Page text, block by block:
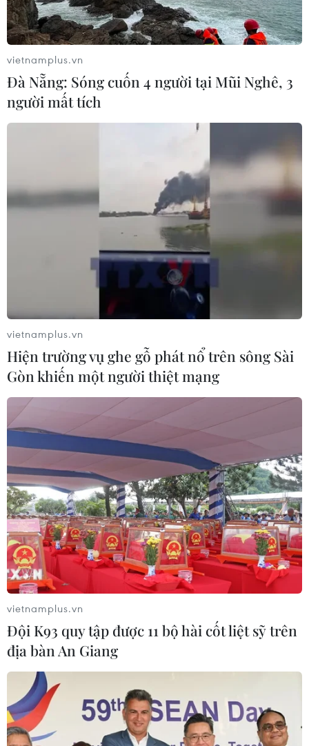
Sớm ban hành quy chuẩn quy định rõ
ràng loại hình condotel
Loại hình căn hộ du lịch (condotel) đã được dư luận
nhắc đến rất nhiều với cả ý kiến đồng tình, ủng hộ cũng
như không ít ý kiến băn khoăn, thậm chí phản đối.
vietnamplus.vn
Đà Nẵng: Sóng cuốn 4 người tại Mũi Nghê, 3
người mất tích
vietnamplus.vn
Hiện trường vụ ghe gỗ phát nổ trên sông Sài
Gòn khiến một người thiệt mạng
vietnamplus.vn
Đội K93 quy tập được 11 bộ hài cốt liệt sỹ trên
địa bàn An Giang